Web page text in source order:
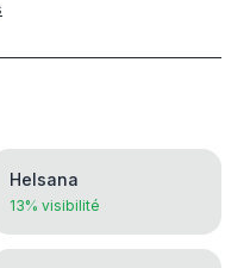
Helsana
13% visibilité